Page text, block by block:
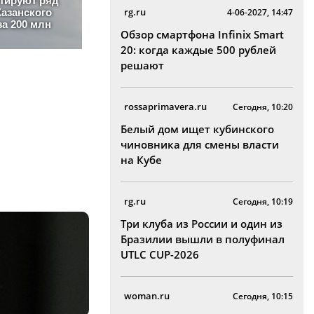
rg.ru 4-06-2027, 14:47
Обзор смартфона Infinix Smart
20: когда каждые 500 рублей
решают
rossaprimavera.ru Сегодня, 10:20
Белый дом ищет кубинского
чиновника для смены власти
на Кубе
rg.ru Сегодня, 10:19
Три клуба из России и один из
Бразилии вышли в полуфинал
UTLC CUP-2026
woman.ru Сегодня, 10:15